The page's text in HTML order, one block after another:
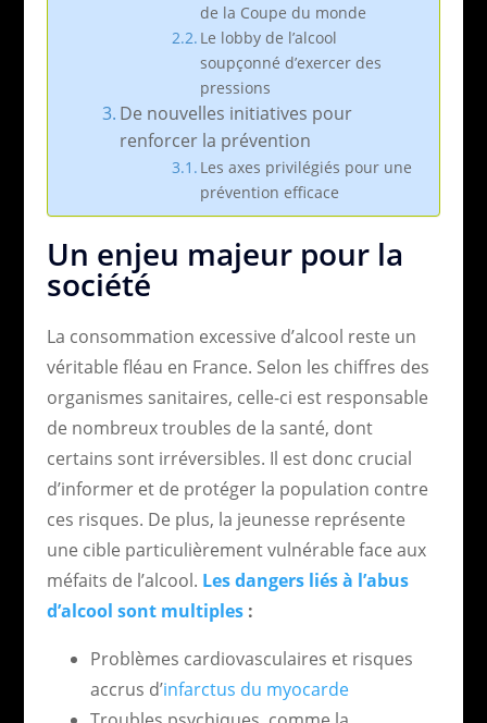
de la Coupe du monde
Le lobby de l’alcool
soupçonné d’exercer des
pressions
De nouvelles initiatives pour
renforcer la prévention
Les axes privilégiés pour une
prévention efficace
Un enjeu majeur pour la
société
La consommation excessive d’alcool reste un
véritable fléau en France. Selon les chiffres des
organismes sanitaires, celle-ci est responsable
de nombreux troubles de la santé, dont
certains sont irréversibles. Il est donc crucial
d’informer et de protéger la population contre
ces risques. De plus, la jeunesse représente
une cible particulièrement vulnérable face aux
méfaits de l’alcool. Les dangers liés à l’abus
d’alcool sont multiples:
Problèmes cardiovasculaires et risques
accrus d’infarctus du myocarde